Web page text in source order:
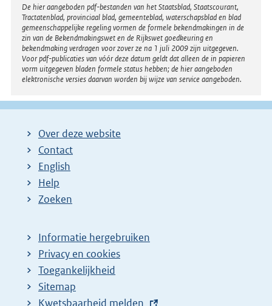
Disclaimer
De hier aangeboden pdf-bestanden van het Staatsblad, Staatscourant,
Tractatenblad, provinciaal blad, gemeenteblad, waterschapsblad en blad
gemeenschappelijke regeling vormen de formele bekendmakingen in de
zin van de Bekendmakingswet en de Rijkswet goedkeuring en
bekendmaking verdragen voor zover ze na 1 juli 2009 zijn uitgegeven.
Voor pdf-publicaties van vóór deze datum geldt dat alleen de in papieren
vorm uitgegeven bladen formele status hebben; de hier aangeboden
elektronische versies daarvan worden bij wijze van service aangeboden.
Over deze website
Contact
English
Help
Zoeken
Informatie hergebruiken
Privacy en cookies
Toegankelijkheid
Sitemap
E
Kwetsbaarheid melden